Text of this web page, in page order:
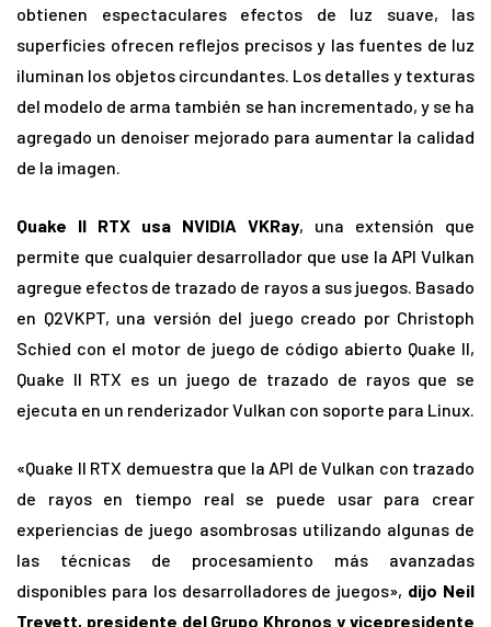
obtienen espectaculares efectos de luz suave, las
superficies ofrecen reflejos precisos y las fuentes de luz
iluminan los objetos circundantes. Los detalles y texturas
del modelo de arma también se han incrementado, y se ha
agregado un denoiser mejorado para aumentar la calidad
de la imagen.
Quake II RTX usa NVIDIA VKRay, una extensión que
permite que cualquier desarrollador que use la API Vulkan
agregue efectos de trazado de rayos a sus juegos. Basado
en Q2VKPT, una versión del juego creado por Christoph
Schied con el motor de juego de código abierto Quake II,
Quake II RTX es un juego de trazado de rayos que se
ejecuta en un renderizador Vulkan con soporte para Linux.
«Quake II RTX demuestra que la API de Vulkan con trazado
de rayos en tiempo real se puede usar para crear
experiencias de juego asombrosas utilizando algunas de
las técnicas de procesamiento más avanzadas
disponibles para los desarrolladores de juegos», dijo Neil
Trevett, presidente del Grupo Khronos y vicepresidente